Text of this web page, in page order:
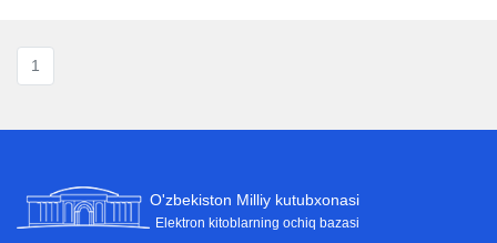
1
O'zbekiston Milliy kutubxonasi
Elektron kitoblarning ochiq bazasi